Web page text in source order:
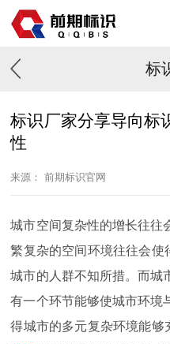
标
标识厂家分享导向标
性
来源： 前期标识官网
城市空间复杂性的增长往往
繁复杂的空间环境往往会
城市的人群不知所措。而城
有一个环节能够使城市环境
得城市的多元复杂环境能够